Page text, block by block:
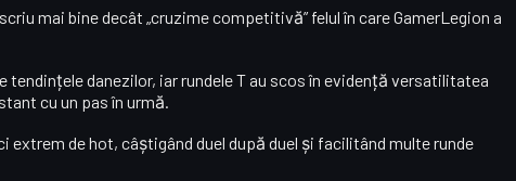
mai bine decât „cruzime competitivă” felul în care GamerLegion a
danezilor, iar rundele T au scos în evidență versatilitatea
cu un pas în urmă.
extrem de hot, câștigând duel după duel și facilitând multe runde